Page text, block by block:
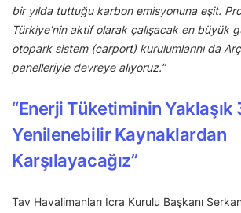
bir yılda tuttuğu karbon emisyonuna eşit.
Türkiye’nin aktif olarak çalışacak en büyük
otopark sistem (carport) kurulumlarını da
panelleriyle devreye alıyoruz.”
“Enerji Tüketiminin Yaklaşık
Yenilenebilir Kaynaklardan
Karşılayacağız”
Tav Havalimanları İcra Kurulu Başkanı